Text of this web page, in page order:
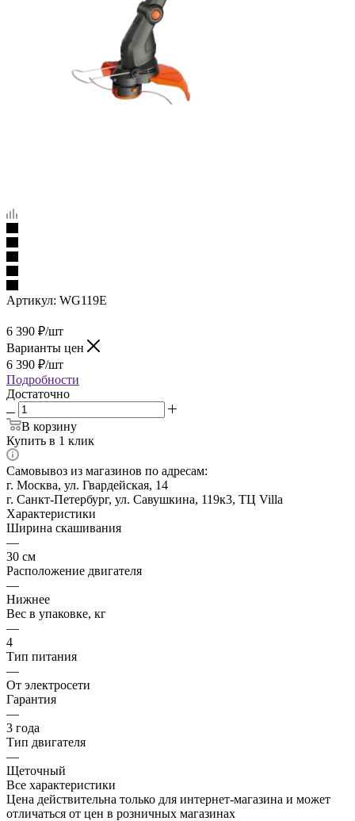
Артикул: WG119E
6 390 ₽/шт
Варианты цен
6 390 ₽/шт
Подробности
Достаточно
В корзину
Купить в 1 клик
Самовывоз из магазинов по адресам:
г. Москва, ул. Гвардейская, 14
г. Санкт-Петербург, ул. Савушкина, 119к3, ТЦ Villa
Характеристики
Ширина скашивания
—
30 см
Расположение двигателя
—
Нижнее
Вес в упаковке, кг
—
4
Тип питания
—
От электросети
Гарантия
—
3 года
Тип двигателя
—
Щеточный
Все характеристики
Цена действительна только для интернет-магазина и может
отличаться от цен в розничных магазинах